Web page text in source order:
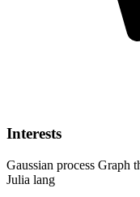
Interests
Gaussian process Graph
Julia lang